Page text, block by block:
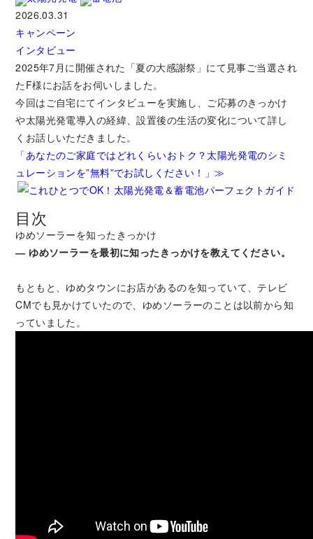
2026.03.31
キャンペーン
インタビュー
2025年7月に開催された「夏の大感謝祭」にて見事ご当選され
たF様にお話をお伺いしました。
今回はご自宅にてインタビューを実施し、ご応募のきっかけ
や太陽光発電導入の経緯、設置後の生活の変化について詳し
くお話しいただきました。
「あなたのご家庭ではどれくらいおトク？太陽光発電のシミ
ュレーションを”無料”でお試しください！」≫
目次
ゆめソーラーを知ったきっかけ
― ゆめソーラーを最初に知ったきっかけを教えてください。
もともと、ゆめタウンにお店があるのを知っていて、テレビ
CMでも見かけていたので、ゆめソーラーのことは以前から知
っていました。